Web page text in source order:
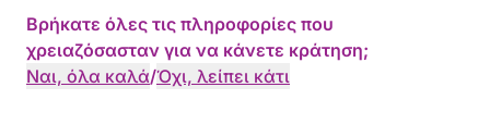
Βρήκατε όλες τις πληροφορίες που
χρειαζόσασταν για να κάνετε κράτηση;
Ναι, όλα καλά/Όχι, λείπει κάτι